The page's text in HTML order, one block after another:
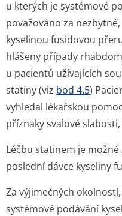
u kterých je systémové
považováno za
kyselinou fusidovou
hlášeny případy
u pacientů užívajících
statiny (viz bod 4.5)
vyhledal lékařskou
příznaky svalové
Léčbu statinem je
poslední dávce kyseliny
Za výjimečných
systémové podávání